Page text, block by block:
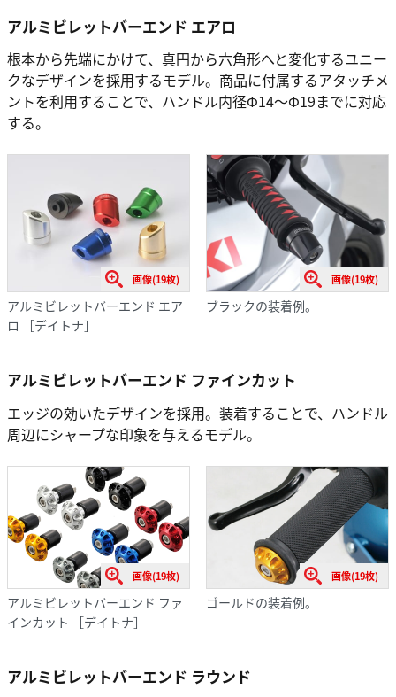
アルミビレットバーエンド エアロ
根本から先端にかけて、真円から六角形へと変化するユニー
クなデザインを採用するモデル。商品に付属するアタッチメ
ントを利用することで、ハンドル内径Φ14～Φ19までに対応
する。
画像(19枚)
アルミビレットバーエンド エア
ロ ［デイトナ］
画像(19枚)
ブラックの装着例。
アルミビレットバーエンド ファインカット
エッジの効いたデザインを採用。装着することで、ハンドル
周辺にシャープな印象を与えるモデル。
画像(19枚)
アルミビレットバーエンド ファ
インカット ［デイトナ］
画像(19枚)
ゴールドの装着例。
アルミビレットバーエンド ラウンド